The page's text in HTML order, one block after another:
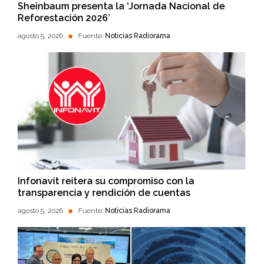
Sheinbaum presenta la ‘Jornada Nacional de
Reforestación 2026’
agosto 5, 2026 Fuente: Noticias Radiorama
Infonavit reitera su compromiso con la
transparencia y rendición de cuentas
agosto 5, 2026 Fuente: Noticias Radiorama